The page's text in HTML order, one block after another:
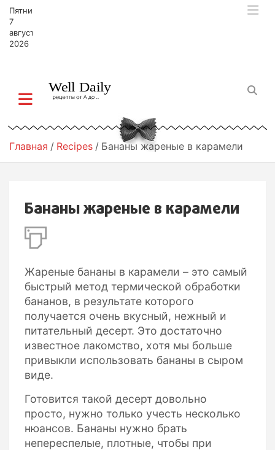
Пятница,
7
августа,
2026
Главная Recipes Бананы жареные в карамели
Бананы жареные в карамели
Жареные бананы в карамели – это самый
быстрый метод термической обработки
бананов, в результате которого
получается очень вкусный, нежный и
питательный десерт. Это достаточно
известное лакомство, хотя мы больше
привыкли использовать бананы в сыром
виде.
Готовится такой десерт довольно
просто, нужно только учесть несколько
нюансов. Бананы нужно брать
непереспелые, плотные, чтобы при